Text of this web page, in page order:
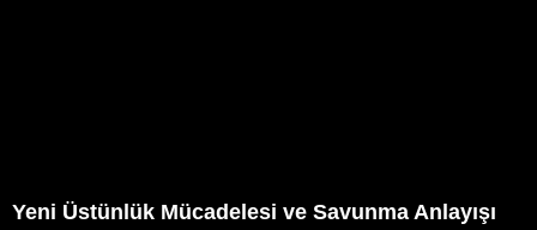
Yeni Üstünlük Mücadelesi ve Savunma Anlayışı